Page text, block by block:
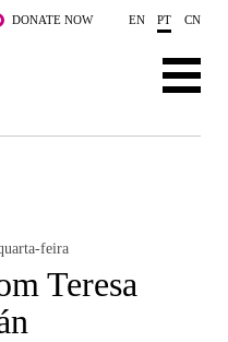
DONATE NOW EN PT CN
feira
Teresa